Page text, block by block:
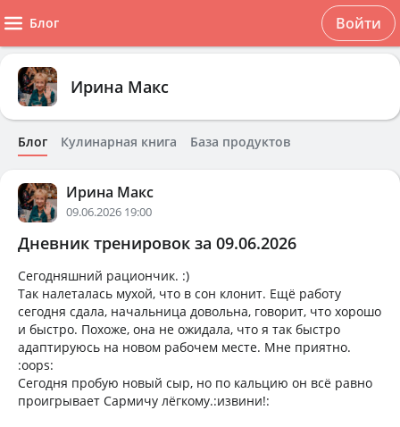
Блог Войти
Ирина Макс
Блог Кулинарная книга База продуктов
Ирина Макс
09.06.2026 19:00
Дневник тренировок за 09.06.2026
Сегодняшний рациончик. :)
Так налеталась мухой, что в сон клонит. Ещё работу
сегодня сдала, начальница довольна, говорит, что хорошо
и быстро. Похоже, она не ожидала, что я так быстро
адаптируюсь на новом рабочем месте. Мне приятно.
:oops:
Сегодня пробую новый сыр, но по кальцию он всё равно
проигрывает Сармичу лёгкому.:извини!: